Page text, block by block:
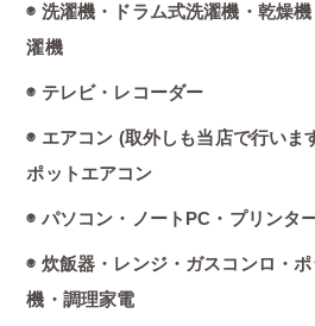
◉ 洗濯機・ドラム式洗濯機・乾燥
濯機
◉ テレビ・レコーダー
◉ エアコン (取外しも当店で行いま
ポットエアコン
◉ パソコン・ノートPC・プリンタ
◉ 炊飯器・レンジ・ガスコンロ・
機・調理家電